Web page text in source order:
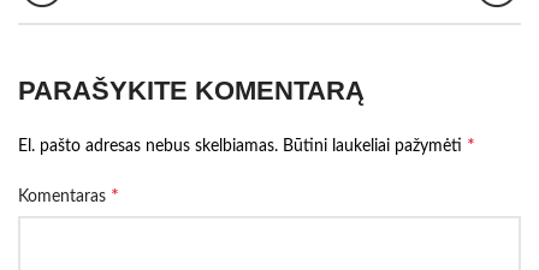
PARAŠYKITE KOMENTARĄ
El. pašto adresas nebus skelbiamas. Būtini laukeliai pažymėti *
Komentaras *